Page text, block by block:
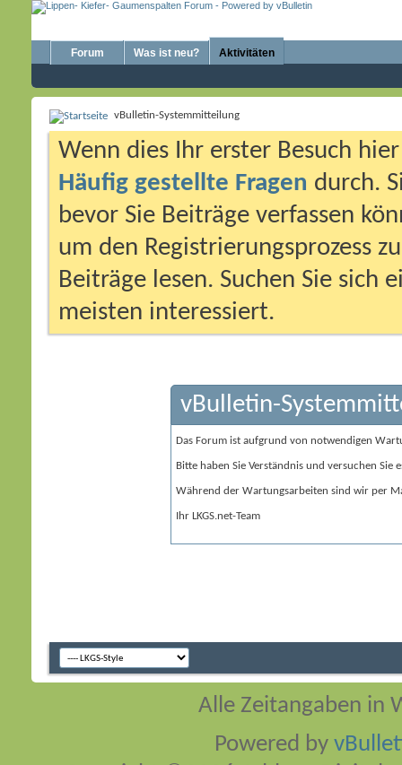
Forum Was ist neu? Aktivitäten
vBulletin-Systemmitteilung
Wenn dies Ihr erster Besuch
Häufig gestellte Fragen durch.
bevor Sie Beiträge verfassen
um den Registrierungsprozess
Beiträge lesen. Suchen Sie sich
meisten interessiert.
vBulletin-
Das Forum ist aufgrund von notwendigen
Bitte haben Sie Verständnis und versuchen Sie
Während der Wartungsarbeiten sind wir per
Ihr LKGS.net-Team
Alle Zeitangaben in
Powered by